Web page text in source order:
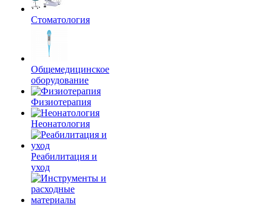
Стоматология
Общемедицинское
оборудование
Физиотерапия
Неонатология
Реабилитация и
уход